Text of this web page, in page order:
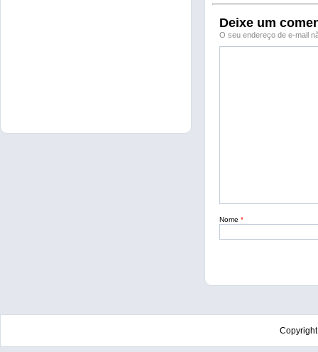
Deixe um
O seu endereço de e-mail
Nome *